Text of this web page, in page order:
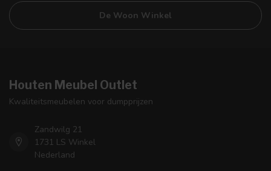
De Woon Winkel
Houten Meubel Outlet
Kwaliteitsmeubelen voor dumpprijzen
Zandwilg 21
1731 LS Winkel
Nederland